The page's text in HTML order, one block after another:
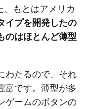
、もとはアメリカ
イプを開発したの
のはほとんど薄型
わたるので、それ
富です。薄型が多
ゲームのボタンの